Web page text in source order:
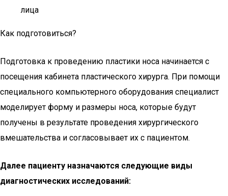
лица
Как подготовиться?
Подготовка к проведению пластики носа начинается с
посещения кабинета пластического хирурга. При помощи
специального компьютерного оборудования специалист
моделирует форму и размеры носа, которые будут
получены в результате проведения хирургического
вмешательства и согласовывает их с пациентом.
Далее пациенту назначаются следующие виды
диагностических исследований: